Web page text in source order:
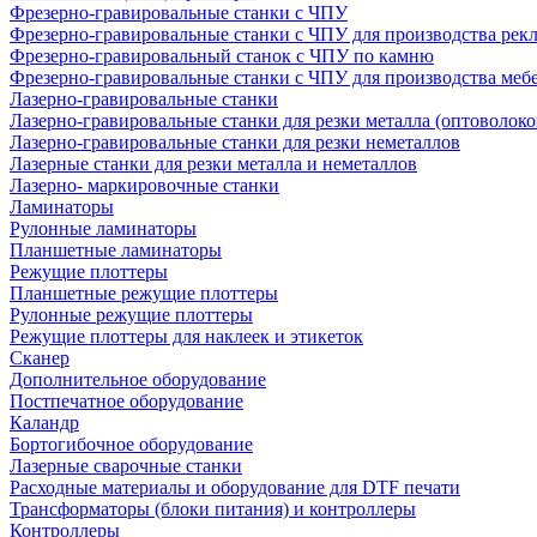
Фрезерно-гравировальные станки с ЧПУ
Фрезерно-гравировальные станки с ЧПУ для производства
Фрезерно-гравировальный станок с ЧПУ по камню
Фрезерно-гравировальные станки с ЧПУ для производства
Лазерно-гравировальные станки
Лазерно-гравировальные станки для резки металла
Лазерно-гравировальные станки для резки неметаллов
Лазерные станки для резки металла и неметаллов
Лазерно- маркировочные станки
Ламинаторы
Рулонные ламинаторы
Планшетные ламинаторы
Режущие плоттеры
Планшетные режущие плоттеры
Рулонные режущие плоттеры
Режущие плоттеры для наклеек и этикеток
Сканер
Дополнительное оборудование
Постпечатное оборудование
Каландр
Бортогибочное оборудование
Лазерные сварочные станки
Расходные материалы и оборудование для DTF печати
Трансформаторы (блоки питания) и контроллеры
Контроллеры